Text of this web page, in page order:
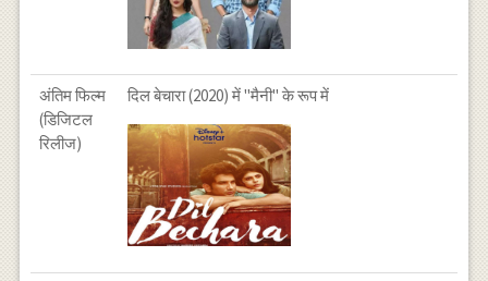
अंतिम फिल्म
(डिजिटल
रिलीज)
दिल बेचारा (2020) में "मैनी" के रूप में